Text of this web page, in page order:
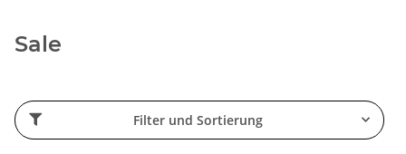
Sale
Filter und Sortierung